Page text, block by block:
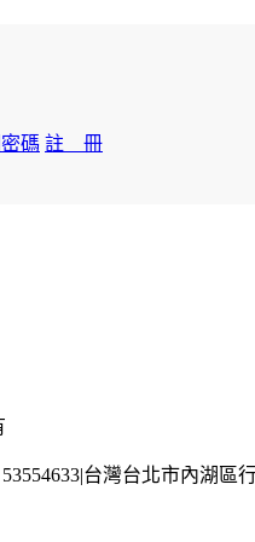
碼 註 冊
|台灣台北市內湖區